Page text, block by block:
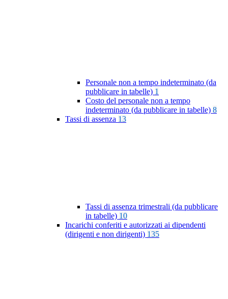
Personale non a tempo indeterminato (da
pubblicare in tabelle) 1
Costo del personale non a tempo
indeterminato (da pubblicare in tabelle) 8
Tassi di assenza 13
Tassi di assenza trimestrali (da pubblicare
in tabelle) 10
Incarichi conferiti e autorizzati ai dipendenti
(dirigenti e non dirigenti) 135